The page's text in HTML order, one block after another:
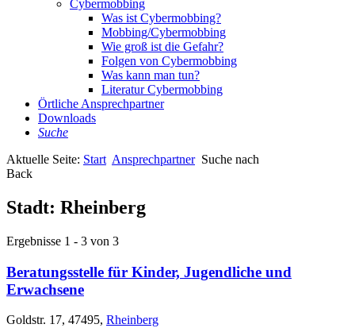
Cybermobbing
Was ist Cybermobbing?
Mobbing/Cybermobbing
Wie groß ist die Gefahr?
Folgen von Cybermobbing
Was kann man tun?
Literatur Cybermobbing
Örtliche Ansprechpartner
Downloads
Suche
Aktuelle Seite: Start Ansprechpartner Suche nach
Back
Stadt: Rheinberg
Ergebnisse 1 - 3 von 3
Beratungsstelle für Kinder, Jugendliche und
Erwachsene
Goldstr. 17, 47495, Rheinberg